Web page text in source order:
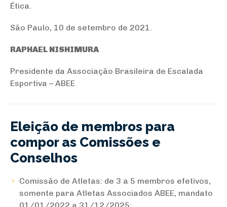
Ética.
São Paulo, 10 de setembro de 2021.
RAPHAEL NISHIMURA
Presidente da Associação Brasileira de Escalada
Esportiva – ABEE
Eleição de membros para
compor as Comissões e
Conselhos
Comissão de Atletas: de 3 a 5 membros efetivos,
somente para Atletas Associados ABEE, mandato